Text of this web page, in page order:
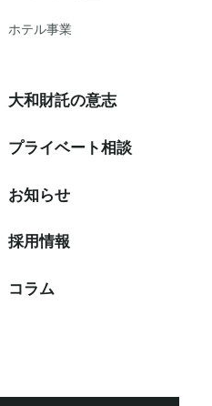
ホテル事業
大和財託の意志
プライベート相談
お知らせ
採⽤情報
コラム